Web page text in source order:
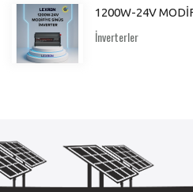
1200W-24V
İnverterler